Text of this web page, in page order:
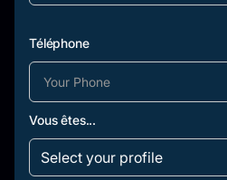
Téléphone
Vous êtes...